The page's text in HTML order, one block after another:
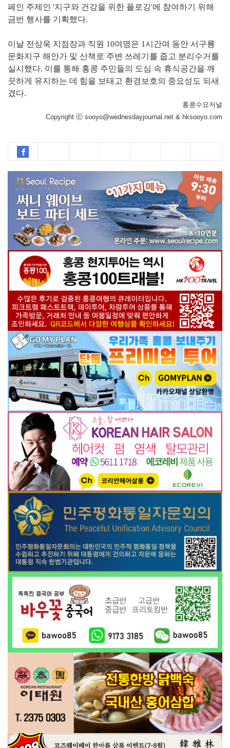
페인 주제인 '지구와 건강을 위한 플로깅'에 참여하기 위해
금번 행사를 기획했다.
이날 전상욱 지점장과 직원 10여명은 1시간여 동안 서구룡
문화지구 해안가 및 산책로 주변 쓰레기를 줍고 분리수거를
실시했다. 이를 통해 홍콩 주민들의 도심 속 휴식공간을 깨
끗하게 유지하는 데 힘을 보태고 환경보호의 중요성도 되새
겼다.
홍콩수요저널
Copyright ⓒ sooyo@wednesdayjournal.net & hksooyo.com